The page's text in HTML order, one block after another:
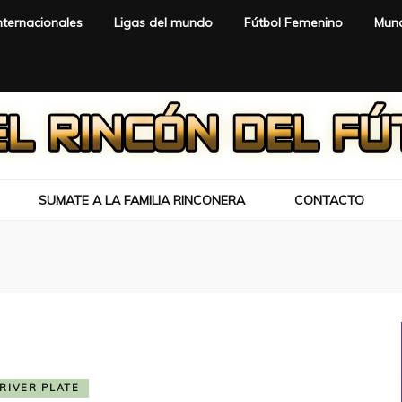
Ligas del mundo Fútbol Femenino
SUMATE A LA FAMILIA RINCONERA CONTACTO
RIVER PLATE